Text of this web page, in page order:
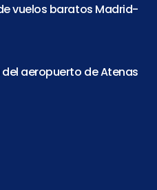
vuelos baratos Madrid-
aeropuerto de Atenas